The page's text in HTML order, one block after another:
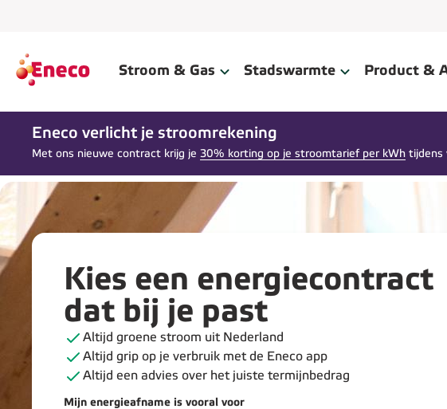
Home Stroom & Gas Stadswarmte Product &
Eneco verlicht je stroomrekening
Met ons nieuwe contract krijg je 30% korting op je stroomtarief per kWh tijdens
Kies een energiecontract
dat bij je past
Altijd groene stroom uit Nederland
Altijd grip op je verbruik met de Eneco app
Altijd een advies over het juiste termijnbedrag
Mijn energieafname is vooral voor